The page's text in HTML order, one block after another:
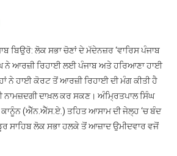
ਹਾਈ
ਜ਼ਰੀਏ
ਲਈ
ਮੰਗੀ
ਬਿਉਰੋ: ਲੋਕ ਸਭਾ ਚੋਣਾਂ ਦੇ ਮੱਦੇਨਜ਼ਰ ‘ਵਾਰਿਸ ਪੰਜਾਬ
ਨੇ ਆਰਜ਼ੀ ਰਿਹਾਈ ਲਈ ਪੰਜਾਬ ਅਤੇ ਹਰਿਆਣਾ ਹਾਈ
ਨੇ ਹਾਈ ਕੋਰਟ ਤੋਂ ਆਰਜ਼ੀ ਰਿਹਾਈ ਦੀ ਮੰਗ ਕੀਤੀ ਹੈ
ਨਾਮਜ਼ਦਗੀ ਦਾਖ਼ਲ ਕਰ ਸਕਣ। ਅੰਮ੍ਰਿਤਪਾਲ ਸਿੰਘ
(ਐੱਨ.ਐੱਸ.ਏ.) ਤਹਿਤ ਆਸਾਮ ਦੀ ਜੇਲ੍ਹ ‘ਚ ਬੰਦ
ਸਾਹਿਬ ਲੋਕ ਸਭਾ ਹਲਕੇ ਤੋਂ ਆਜ਼ਾਦ ਉਮੀਦਵਾਰ ਵਜੋਂ